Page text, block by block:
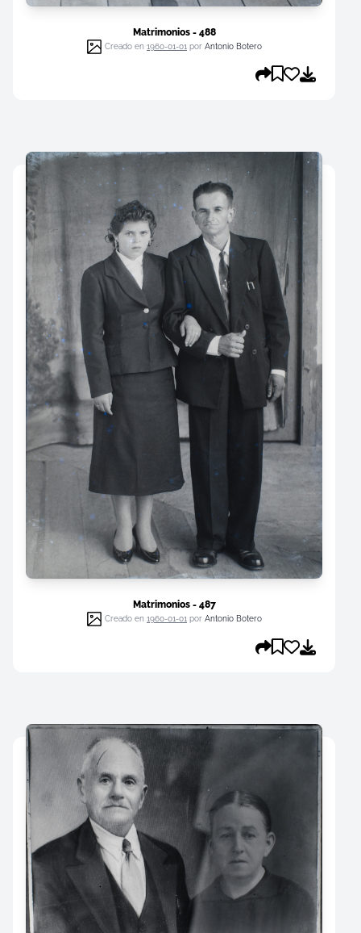
Matrimonios - 488
Creado en 1960-01-01 por Antonio Botero
Matrimonios - 487
Creado en 1960-01-01 por Antonio Botero